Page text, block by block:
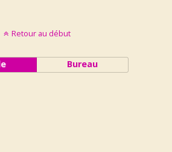
Retour au début
Bureau